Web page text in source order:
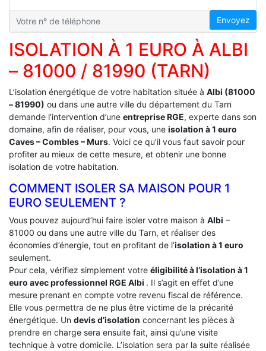
Envoyez
ISOLATION À 1 EURO À ‎ALBI
– 81000 / 81990 (TARN)
L’isolation énergétique de votre habitation située à Albi (81000
– 81990) ou dans une autre ville du département du Tarn
demande l’intervention d’une entreprise RGE, experte dans son
domaine, afin de réaliser, pour vous, une isolation à 1 euro
Caves – Combles – Murs. Voici ce qu’il vous faut savoir pour
profiter au mieux de cette mesure, et obtenir une bonne
isolation de votre habitation.
COMMENT ISOLER SA MAISON POUR 1
EURO SEULEMENT ?
Vous pouvez aujourd’hui faire isoler votre maison à Albi –
81000 ou dans une autre ville du Tarn, et réaliser des
économies d’énergie, tout en profitant de l’isolation à 1 euro
seulement.
Pour cela, vérifiez simplement votre éligibilité à l’isolation à 1
euro avec professionnel RGE Albi . Il s’agit en effet d’une
mesure prenant en compte votre revenu fiscal de référence.
Elle vous permettra de ne plus être victime de la précarité
énergétique. Un devis d’isolation concernant les pièces à
prendre en charge sera ensuite fait, ainsi qu’une visite
technique à votre domicile. L’isolation sera par la suite réalisée